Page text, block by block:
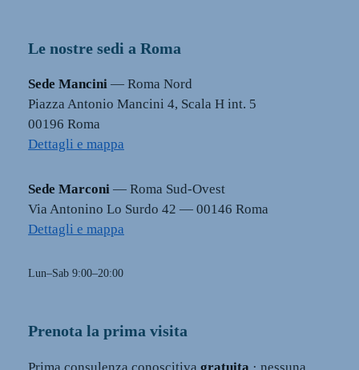
Le nostre sedi a Roma
Sede Mancini — Roma Nord
Piazza Antonio Mancini 4, Scala H int. 5
00196 Roma
Dettagli e mappa
Sede Marconi — Roma Sud-Ovest
Via Antonino Lo Surdo 42 — 00146 Roma
Dettagli e mappa
Lun–Sab 9:00–20:00
Prenota la prima visita